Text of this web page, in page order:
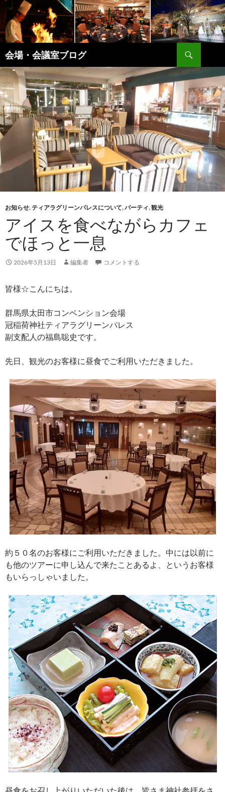
テ
ン
ツ
へ
ス
キ
ッ
プ
会場・会議室ブログ
検
索
お知らせ,ティアラグリーンパレスについて,パーティ,観光
アイスを食べながらカフェ
でほっと一息
2026年5月13日 編集者 コメントする
皆様☆こんにちは。
群馬県太田市コンベンション会場
冠稲荷神社ティアラグリーンパレス
副支配人の福島聡史です。
先日、観光のお客様に昼食でご利用いただきました。
約５０名のお客様にご利用いただきました。中には以前に
も他のツアーに申し込んで来たことあるよ、というお客様
もいらっしゃいました。